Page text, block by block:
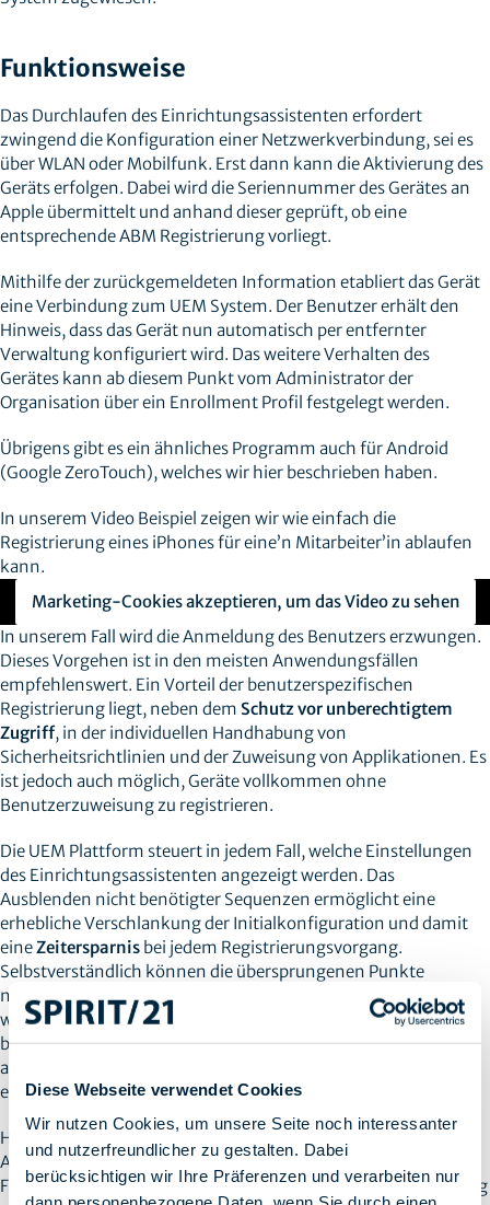
Diese Webseite verwendet Cookies
Wir nutzen Cookies, um unsere Seite noch interessanter
und nutzerfreundlicher zu gestalten. Dabei
berücksichtigen wir Ihre Präferenzen und verarbeiten nur
Funktionsweise
Das Durchlaufen des Einrichtungsassistenten erfordert
zwingend die Konfiguration einer Netzwerkverbindung, sei es
über WLAN oder Mobilfunk. Erst dann kann die Aktivierung des
Geräts erfolgen. Dabei wird die Seriennummer des Gerätes an
Apple übermittelt und anhand dieser geprüft, ob eine
entsprechende ABM Registrierung vorliegt.
Mithilfe der zurückgemeldeten Information etabliert das Gerät
eine Verbindung zum UEM System. Der Benutzer erhält den
Hinweis, dass das Gerät nun automatisch per entfernter
Verwaltung konfiguriert wird. Das weitere Verhalten des
Gerätes kann ab diesem Punkt vom Administrator der
Organisation über ein Enrollment Profil festgelegt werden.
Übrigens gibt es ein ähnliches Programm auch für Android
(Google ZeroTouch), welches wir hier beschrieben haben.
In unserem Video Beispiel zeigen wir wie einfach die
Registrierung eines iPhones für eine’n Mitarbeiter’in ablaufen
kann.
Marketing-Cookies akzeptieren, um das Video zu sehen
In unserem Fall wird die Anmeldung des Benutzers erzwungen.
Dieses Vorgehen ist in den meisten Anwendungsfällen
empfehlenswert. Ein Vorteil der benutzerspezifischen
Registrierung liegt, neben dem Schutz vor unberechtigtem
Zugriff, in der individuellen Handhabung von
Sicherheitsrichtlinien und der Zuweisung von Applikationen. Es
ist jedoch auch möglich, Geräte vollkommen ohne
Benutzerzuweisung zu registrieren.
Die UEM Plattform steuert in jedem Fall, welche Einstellungen
des Einrichtungsassistenten angezeigt werden. Das
Ausblenden nicht benötigter Sequenzen ermöglicht eine
erhebliche Verschlankung der Initialkonfiguration und damit
eineZeitersparnis bei jedem Registrierungsvorgang.
Selbstverständlich können die übersprungenen Punkte
nachträglich in den Einstellungen des Gerätes vorgenommen
werden, sofern sie nicht durch eine entsprechende Richtlinie
blockiert werden. Des Weiteren werden im Hintergrund
administrative Einstellungen wie der
eingerichtet.
Hierdurch erlangen Unternehmen bessere Kontrolle über die
Apple Geräte, da der Administration zusätzliche
Funktionalitäten zur Verfügung stehen, wie z.B.: Aktualisierung